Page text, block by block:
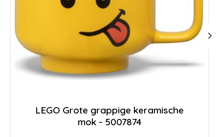
LEGO Grote grappige keramische
mok - 5007874